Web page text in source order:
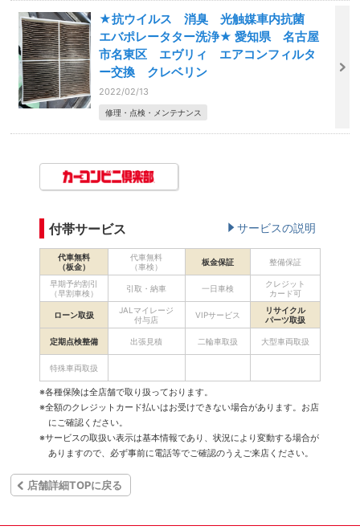
★抗ウイルス 消臭 光触媒車内抗菌
エバポレータター洗浄★ 愛知県 名古屋
市名東区 エヴリィ エアコンフィルタ
ー交換 クレベリン
2022/02/13
修理・点検・メンテナンス
付帯サービス サービスの説明
代車無料
（板金）
代車無料
（車検）
板金保証 整備保証
早期予約割引
（早割車検）
引取・納車 一日車検
クレジット
カード可
ローン取扱
JALマイレージ
付与店
VIPサービス
リサイクル
パーツ取扱
定期点検整備 出張見積 二輪車取扱 大型車両取扱
特殊車両取扱
※各種保険は全店舗で取り扱っております。
※全額のクレジットカード払いはお受けできない場合があります。お店
にご確認ください。
※サービスの取扱い表示は基本情報であり、状況により変動する場合が
ありますので、必ず事前に電話等でご確認のうえご来店ください。
店舗詳細TOPに戻る